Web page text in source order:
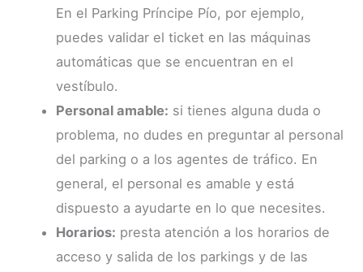
En el Parking Príncipe Pío, por ejemplo,
puedes validar el ticket en las máquinas
automáticas que se encuentran en el
vestíbulo.
Personal amable: si tienes alguna duda o
problema, no dudes en preguntar al personal
del parking o a los agentes de tráfico. En
general, el personal es amable y está
dispuesto a ayudarte en lo que necesites.
Horarios: presta atención a los horarios de
acceso y salida de los parkings y de las